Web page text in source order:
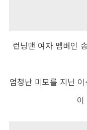
런닝맨 여자 멤버인
엄청난 미모를 지닌